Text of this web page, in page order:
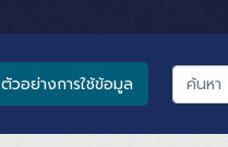
ตัวอย่างการใช้ข้อมูล